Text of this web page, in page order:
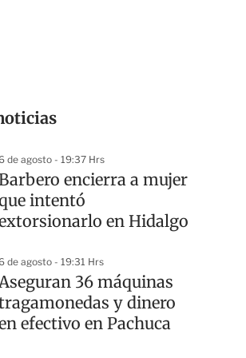
de agosto - 19:37 Hrs
encierra a mujer
intentó
en Hidalgo
de agosto - 19:31 Hrs
36 máquinas
y dinero
efectivo en Pachuca